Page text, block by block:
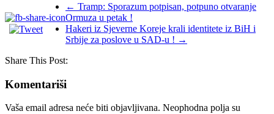
← Tramp: Sporazum potpisan, potpuno otvaranje
Ormuza u petak !
Hakeri iz Sjeverne Koreje krali identitete iz BiH i
Srbije za poslove u SAD-u ! →
Share This Post:
Komentariši
Vaša email adresa neće biti objavljivana. Neophodna polja su